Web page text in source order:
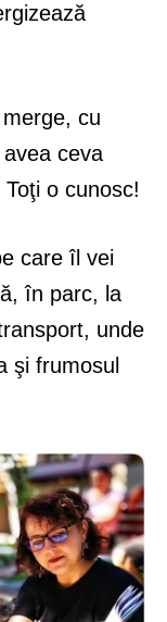
cu
ceva
o cunosc!
care îl vei
în parc, la
unde
şi frumosul